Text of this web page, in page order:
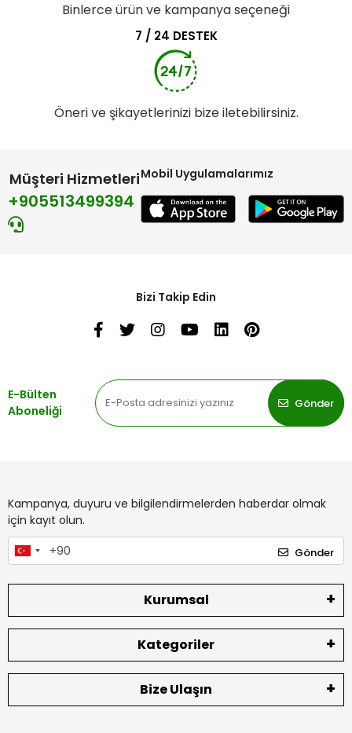
Binlerce ürün ve kampanya seçeneği
7 / 24 DESTEK
Öneri ve şikayetlerinizi bize iletebilirsiniz.
Müşteri Hizmetleri
+905513499394
Mobil Uygulamalarımız
Bizi Takip Edin
E-Bülten
Aboneliği
Gönder
Kampanya, duyuru ve bilgilendirmelerden haberdar olmak
için kayıt olun.
Gönder
Kurumsal
Kategoriler
Bize Ulaşın